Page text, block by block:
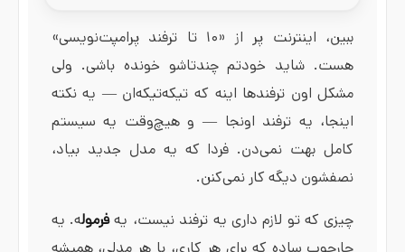
ببین، اینترنت پر از «۱۰ تا ترفند پرامپت‌نویسی»
هست. شاید خودتم چندتاشو خونده باشی. ولی
مشکل اون ترفندها اینه که تیکه‌تیکه‌ان — یه نکته
اینجا، یه ترفند اونجا — و هیچ‌وقت یه سیستم
کامل بهت نمی‌دن. فردا که یه مدل جدید بیاد،
نصفشون دیگه کار نمی‌کنن.
چیزی که تو لازم داری یه ترفند نیست، یهفرموله. یه